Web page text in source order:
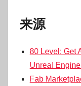
来源
80 Level: Get
Unreal
Fab